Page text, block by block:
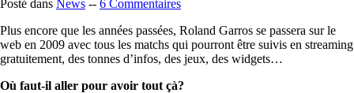
Posté dans News -- 6 Commentaires
Plus encore que les années passées, Roland Garros se passera sur le
web en 2009 avec tous les matchs qui pourront être suivis en streaming
gratuitement, des tonnes d’infos, des jeux, des widgets…
Où faut-il aller pour avoir tout çà?